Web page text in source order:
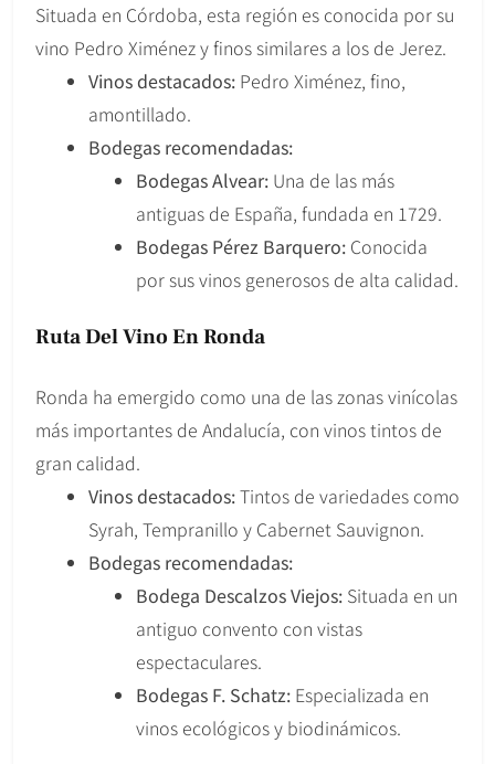
Situada en Córdoba, esta región es conocida por su
vino Pedro Ximénez y finos similares a los de Jerez.
Vinos destacados: Pedro Ximénez, fino,
amontillado.
Bodegas recomendadas:
Bodegas Alvear: Una de las más
antiguas de España, fundada en 1729.
Bodegas Pérez Barquero: Conocida
por sus vinos generosos de alta calidad.
Ruta Del Vino En Ronda
Ronda ha emergido como una de las zonas vinícolas
más importantes de Andalucía, con vinos tintos de
gran calidad.
Vinos destacados:Tintos de variedades como
Syrah, Tempranillo y Cabernet Sauvignon.
Bodegas recomendadas:
Bodega Descalzos Viejos: Situada en un
antiguo convento con vistas
espectaculares.
Bodegas F. Schatz: Especializada en
vinos ecológicos y biodinámicos.